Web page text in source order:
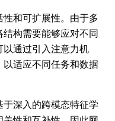
和可扩展性。由于多
构需要能够应对不同
通过引入注意力机
适应不同任务和数据
深入的跨模态特征学